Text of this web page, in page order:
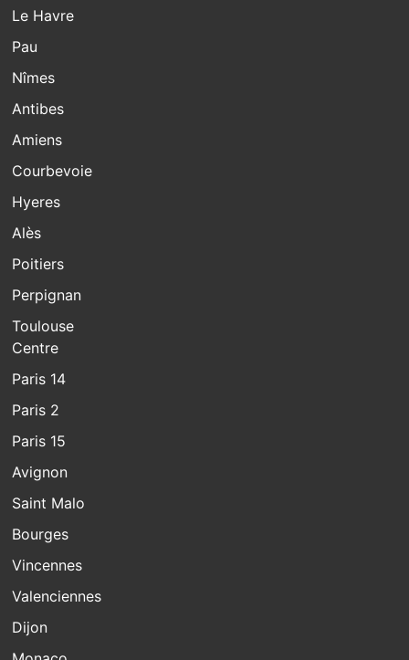
Le Havre
Pau
Nîmes
Antibes
Amiens
Courbevoie
Hyeres
Alès
Poitiers
Perpignan
Toulouse
Centre
Paris 14
Paris 2
Paris 15
Avignon
Saint Malo
Bourges
Vincennes
Valenciennes
Dijon